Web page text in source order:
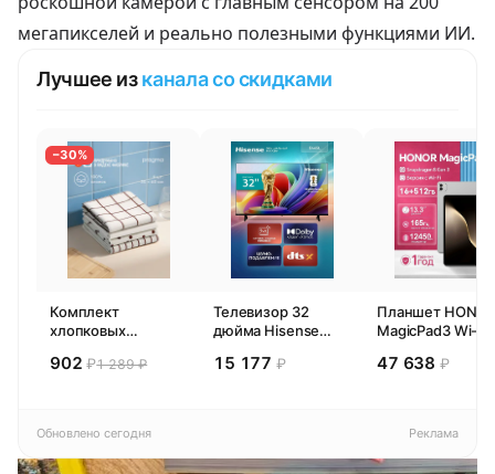
мегапикселей и реально полезными функциями ИИ.
Лучшее изканала со скидками
−30%
Комплект
хлопковых
полотенец 4 шт,
902₽1 289 ₽
Телевизор 32
дюйма Hisense
Смарт ТВ HD
15 177 ₽
Планшет
MagicPad3 Wi-Fi,
Snapdragon 8,
47 638 ₽
Обновлено сегодня Реклама